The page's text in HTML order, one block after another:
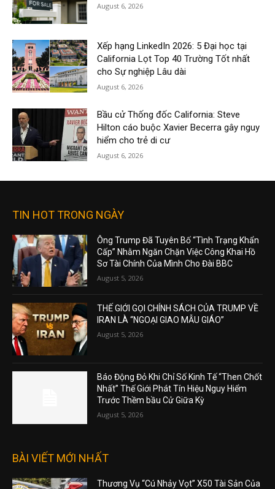
August 6, 2026
Xếp hạng LinkedIn 2026: 5 Đại học tại
California Lọt Top 40 Trường Tốt nhất
cho Sự nghiệp Lâu dài
August 6, 2026
Bầu cử Thống đốc California: Steve
Hilton cáo buộc Xavier Becerra gây nguy
hiểm cho trẻ di cư
August 6, 2026
TIN HOT TRONG NGÀY
Ông Trump Đã Tuyên Bố “Tình Trạng Khẩn
Cấp” Nhằm Ngăn Chặn Việc Công Khai Hồ
Sơ Tài Chính Của Mình Cho Đài BBC
August 5, 2026
THẾ GIỚI GỌI CHÍNH SÁCH CỦA TRUMP VỀ
IRAN LÀ “NGOẠI GIAO MẪU GIÁO”
August 5, 2026
Báo Động Đỏ Khi Chỉ Số Kinh Tế “Then Chốt
Nhất” Thế Giới Phát Tín Hiệu Nguy Hiểm
Trước Thềm bầu Cử Giữa Kỳ
August 5, 2026
BÀI VIẾT MỚI NHẤT
Thương Vụ “Cú Nhảy Vọt” X50 Tài Sản Của